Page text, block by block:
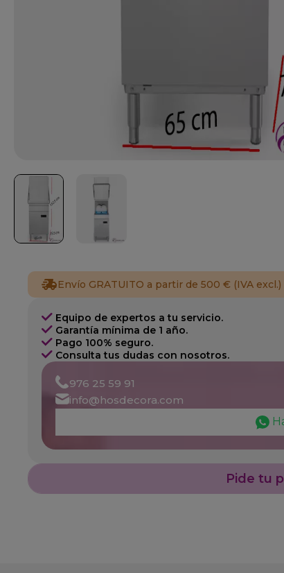
Envío GRATUITO a partir de 500 € (IVA excl.)
Equipo de expertos a tu servicio.
Garantía mínima de 1 año.
Pago 100% seguro.
Consulta tus dudas con nosotros.
976 25 59 91
info@hosdecora.com
Pide tu